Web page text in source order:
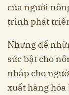
của người
trình phát
Nhưng để
sức bật cho
nhập cho
xuất hàng